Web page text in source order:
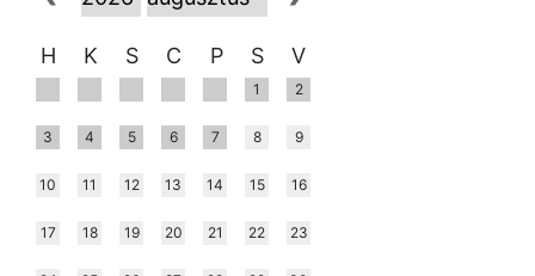
H K S C P S V
1 2
3 4 5 6 7 8 9
10 11 12 13 14 15 16
17 18 19 20 21 22 23